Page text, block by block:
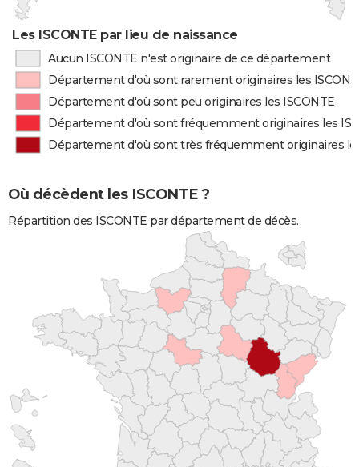
Les ISCONTE par lieu de naissance
Aucun ISCONTE n'est originaire de ce département
Département d'où sont rarement originaires les
Département d'où sont peu originaires les ISCONTE
Département d'où sont fréquemment originaires les
Département d'où sont très fréquemment originaires
Où décèdent les ISCONTE ?
Répartition des ISCONTE par département de décès.